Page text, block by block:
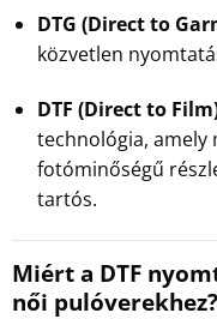
DTG (Direct to
közvetlen
DTF (Direct to
technológia, amely
fotóminőségű
tartós.
Miért a DTF
női pulóverekhez?